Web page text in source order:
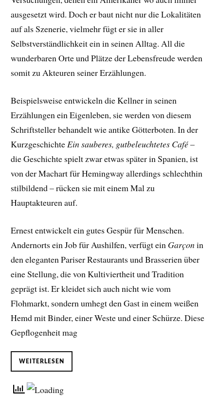
ausgesetzt wird. Doch er baut nicht nur die Lokalitäten
auf als Szenerie, vielmehr fügt er sie in aller
Selbstverständlichkeit ein in seinen Alltag. All die
wunderbaren Orte und Plätze der Lebensfreude werden
somit zu Akteuren seiner Erzählungen.
Beispielsweise entwickeln die Kellner in seinen
Erzählungen ein Eigenleben, sie werden von diesem
Schriftsteller behandelt wie antike Götterboten. In der
KurzgeschichteEin sauberes, gutbeleuchtetes Café–
die Geschichte spielt zwar etwas später in Spanien, ist
von der Machart für Hemingway allerdings schlechthin
stilbildend – rücken sie mit einem Mal zu
Hauptakteuren auf.
Ernest entwickelt ein gutes Gespür für Menschen.
Andernorts ein Job für Aushilfen, verfügt ein Garçonin
den eleganten Pariser Restaurants und Brasserien über
eine Stellung, die von Kultiviertheit und Tradition
geprägt ist. Er kleidet sich auch nicht wie vom
Flohmarkt, sondern umhegt den Gast in einem weißen
Hemd mit Binder, einer Weste und einer Schürze. Diese
Gepflogenheit mag
WEITERLESEN